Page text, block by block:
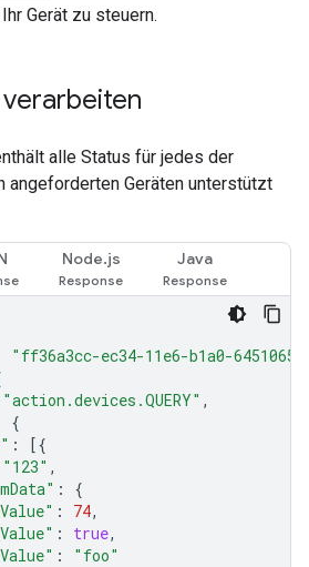
Gerät zu steuern.
alle Status für jedes der
angeforderten Geräten unterstützt
Node.js Java
"ff36a3cc-ec34-11e6-b1a0-
"action.devices.QUERY" ,
{
:
[{
"123" ,
:
{
: 74,
: true,
:
"foo"